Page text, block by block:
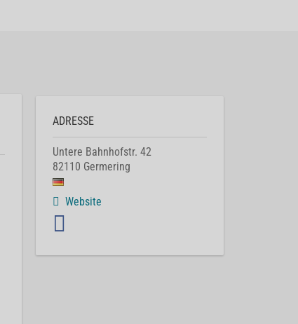
ADRESSE
Untere Bahnhofstr. 42
82110 Germering
Website